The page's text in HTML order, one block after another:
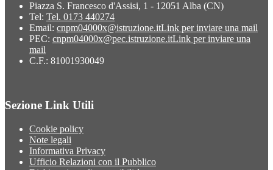
Piazza S. Francesco d'Assisi, 1 - 12051 Alba (CN)
Tel: Tel. 0173 440274
Email: cnpm04000x@istruzione.itLink per inviare una mail
PEC: cnpm04000x@pec.istruzione.itLink per inviare una
mail
C.F.: 81001930049
Sezione Link Utili
Cookie policy
Note legali
Informativa Privacy
Ufficio Relazioni con il Pubblico